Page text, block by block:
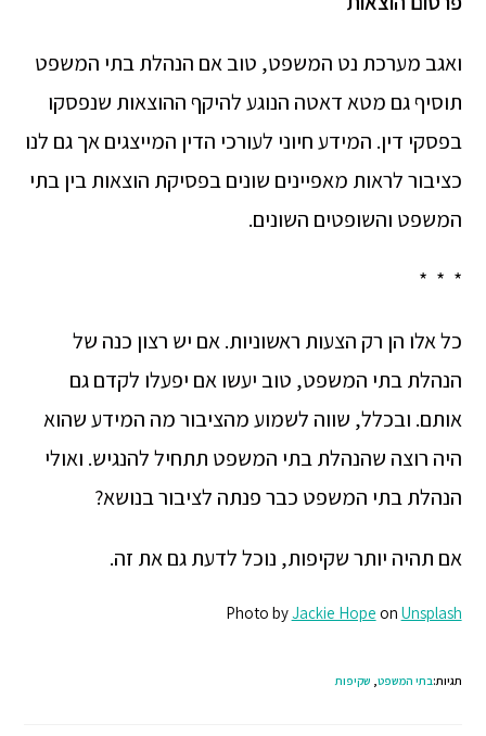
ואגב מערכת נט המשפט, טוב אם הנהלת בתי המשפט
תוסיף גם מטא דאטה הנוגע להיקף ההוצאות שנפסקו
בפסקי דין. המידע חיוני לעורכי הדין המייצגים אך גם לנו
כציבור לראות מאפיינים שונים בפסיקת הוצאות בין בתי
המשפט והשופטים השונים.
* * *
כל אלו הן רק הצעות ראשוניות. אם יש רצון כנה של
הנהלת בתי המשפט, טוב יעשו אם יפעלו לקדם גם
אותם. ובכלל, שווה לשמוע מהציבור מה המידע שהוא
היה רוצה שהנהלת בתי המשפט תתחיל להנגיש. ואולי
הנהלת בתי המשפט כבר פנתה לציבור בנושא?
אם תהיה יותר שקיפות, נוכל לדעת גם את זה.
Photo byJackie Hope on Unsplash
תגיות:בתי המשפט, שקיפות